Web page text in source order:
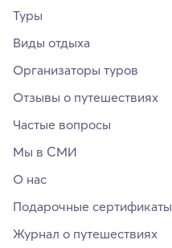
Туры
Виды отдыха
Организаторы туров
Отзывы о путешествиях
Частые вопросы
Мы в СМИ
О нас
Подарочные сертификаты
Журнал о путешествиях